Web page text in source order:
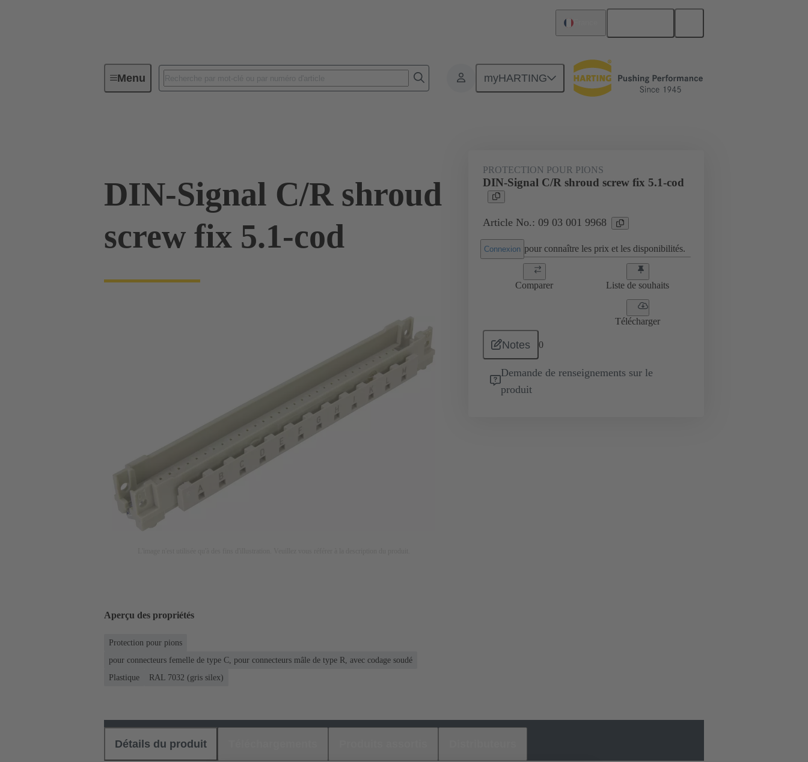
Menu myHARTING
Connectivité d'Equipements Connecteurs carte à carte Produits Raccordement carte mère à carte fille
DIN-Signal C/R shroud
screw fix 5.1-cod
PROTECTION POUR PIONS
DIN-Signal C/R shroud screw fix 5.1-cod
Article No.: 09 03 001 9968
Connexion pour connaître les prix et les disponibilités.
Comparer Liste de souhaits
Télécharger
Notes 0
Demande de renseignements sur le
produit
Aperçu des propriétés
Protection pour pions
pour connecteurs femelle de type C, pour connecteurs mâle de type R, avec codage soudé
Plastique
RAL 7032 (gris silex)
Détails du produit